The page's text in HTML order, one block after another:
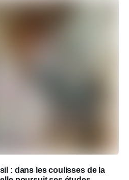
: dans les coulisses de la